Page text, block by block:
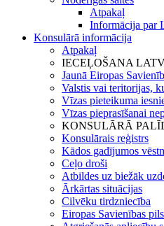
Atpakaļ
Informācija par
Konsulārā informācija
Atpakaļ
IECEĻOŠANA
Jaunā Eiropas
Valstis vai teritorijas,
Vīzas pieteikuma
Vīzas pieprasīšanai
KONSULĀRĀ
Konsulārais reģistrs
Kādos gadījumos
Ceļo droši
Atbildes uz biežāk
Ārkārtas situācijas
Cilvēku tirdzniecība
Eiropas Savienības